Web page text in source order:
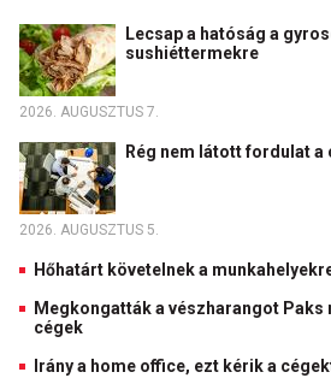
Lecsap a hatóság a
sushiéttermekre
2026. AUGUSZTUS 7.
Rég nem látott fordulat a
2026. AUGUSZTUS 5.
Hőhatárt követelnek a
Megkongatták a vészharangot
cégek
Irány a home office, ezt kérik a